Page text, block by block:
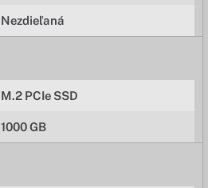
Nezdieľaná
M.2 PCIe SSD
1000 GB